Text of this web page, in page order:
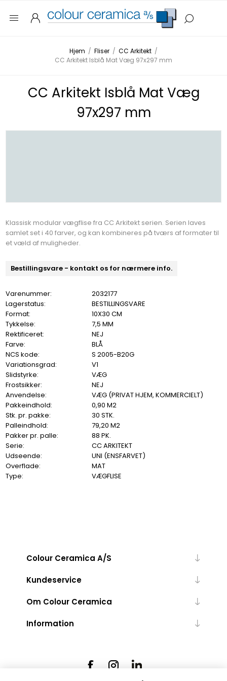
Hjem / Fliser / CC Arkitekt /
CC Arkitekt Isblå Mat Væg 97x297 mm
CC Arkitekt Isblå Mat Væg
97x297 mm
Klassisk modular vægflise fra CC Arkitekt serien. Serien laves
samlet set i 40 farver, og kan kombineres på tværs af formater til
et væld af muligheder.
Bestillingsvare - kontakt os for nærmere info.
Varenummer:
2032177
Lagerstatus:
BESTILLINGSVARE
Format:
10X30 CM
Tykkelse:
7,5 MM
Rektificeret:
NEJ
Farve:
BLÅ
NCS kode:
S 2005-B20G
Variationsgrad:
V1
Slidstyrke:
VÆG
Frostsikker:
NEJ
Anvendelse:
VÆG (PRIVAT HJEM, KOMMERCIELT)
Pakkeindhold:
0,90 M2
Stk. pr. pakke:
30 STK.
Palleindhold:
79,20 M2
Pakker pr. palle:
88 PK.
Serie:
CC ARKITEKT
Udseende:
UNI (ENSFARVET)
Overflade:
MAT
Type:
VÆGFLISE
Colour Ceramica A/S
Kundeservice
Om Colour Ceramica
Information